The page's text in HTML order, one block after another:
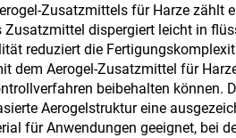
Zusatzmittels für Harze zählt
dispergiert leicht in
reduziert die
dem Aerogel-Zusatzmittel für
beibehalten
Aerogelstruktur eine
für Anwendungen geeignet, bei